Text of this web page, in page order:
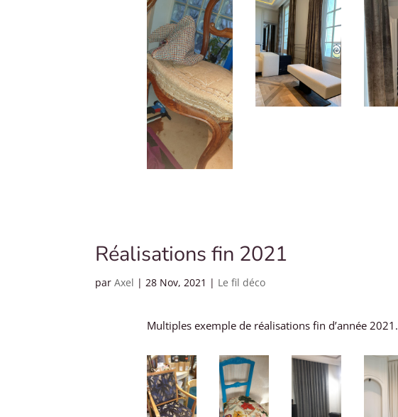
Réalisations fin 2021
parAxel |28 Nov, 2021 | Le fil déco
Multiples exemple de réalisations fin d’année 2021.